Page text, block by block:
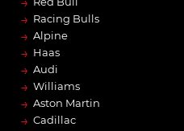
→ Racing Bulls
→ Alpine
→ Haas
→ Audi
→ Williams
→ Aston Martin
→ Cadillac